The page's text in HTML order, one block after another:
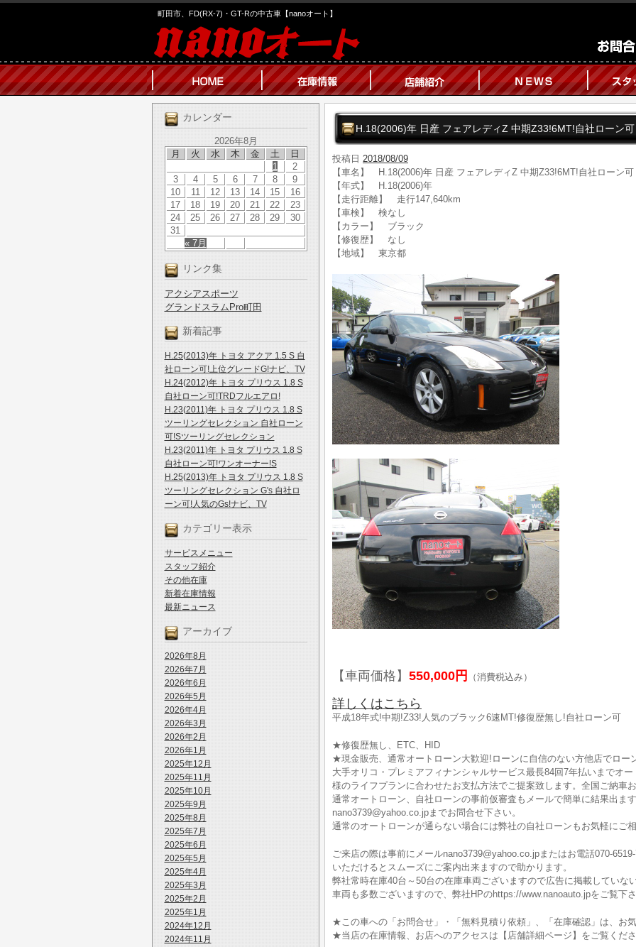
町田市、FD(RX-7)・GT-Rの中古車【nanoオート】
カレンダー
2026年8月
月
火 水 木 金 土 日
« 7月
1
2
3
4 5 6 7 8
9
10
11 12 13 14 15
16
17
18 19 20 21 22
23
24
25 26 27 28 29
30
31
リンク集
アクシアスポーツ
グランドスラムPro町田
新着記事
H.25(2013)年 トヨタ アクア 1.5 S 自
社ローン可!上位グレードG!ナビ、TV
H.24(2012)年 トヨタ プリウス 1.8 S
自社ローン可!TRDフルエアロ!
H.23(2011)年 トヨタ プリウス 1.8 S
ツーリングセレクション 自社ローン
可!Sツーリングセレクション
H.23(2011)年 トヨタ プリウス 1.8 S
自社ローン可!ワンオーナー!S
H.25(2013)年 トヨタ プリウス 1.8 S
ツーリングセレクション G's 自社ロ
ーン可!人気のGs!ナビ、TV
カテゴリー表示
サービスメニュー
スタッフ紹介
その他在庫
新着在庫情報
最新ニュース
アーカイブ
2026年8月
2026年7月
2026年6月
2026年5月
2026年4月
2026年3月
2026年2月
2026年1月
2025年12月
2025年11月
2025年10月
2025年9月
2025年8月
2025年7月
2025年6月
2025年5月
2025年4月
2025年3月
2025年2月
2025年1月
2024年12月
2024年11月
H.18(2006)年 日産 フェアレディZ 中期Z33!6MT!自社ローン可
投稿日 2018/08/09
【車名】 H.18(2006)年 日産 フェアレディZ 中期Z33!6MT!自社ローン可
【年式】 H.18(2006)年
【走行距離】 走行147,640km
【車検】 検なし
【カラー】 ブラック
【修復歴】 なし
【地域】 東京都
【車両価格】 550,000円 （消費税込み）
詳しくはこちら
平成18年式!中期!Z33!人気のブラック6速MT!修復歴無し!自社ローン可
★修復歴無し、ETC、HID
★現金販売、通常オートローン大歓迎!ローンに自信のない方他店でロー
大手オリコ・プレミアフィナンシャルサービス最長84回7年払いまでオ
様のライフプランに合わせたお支払方法でご提案致します。全国ご納車
通常オートローン、自社ローンの事前仮審査もメールで簡単に結果出ま
nano3739@yahoo.co.jpまでお問合せ下さい。
通常のオートローンが通らない場合には弊社の自社ローンもお気軽にご
ご来店の際は事前にメールnano3739@yahoo.co.jpまたはお電話070-
いただけるとスムーズにご案内出来ますので助かります。
弊社常時在庫40台～50台の在庫車両ございますので広告に掲載していな
車両も多数ございますので、弊社HPのhttps://www.nanoauto.jpをご覧下
★この車への「お問合せ」・「無料見積り依頼」、「在庫確認」は、お
★当店の在庫情報、お店へのアクセスは【店舗詳細ページ】をご覧くだ